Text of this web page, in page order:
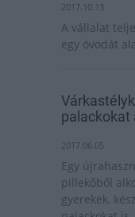
2017.10.13
A vállalat
egy óvodát
palackokat
2017.06.05
Egy
pillekőből
gyerekek,